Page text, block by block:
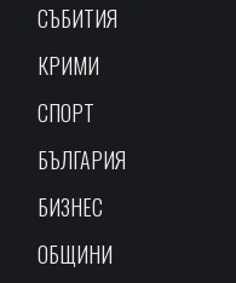
СЪБИТИЯ
КРИМИ
СПОРТ
БЪЛГАРИЯ
БИЗНЕС
ОБЩИНИ